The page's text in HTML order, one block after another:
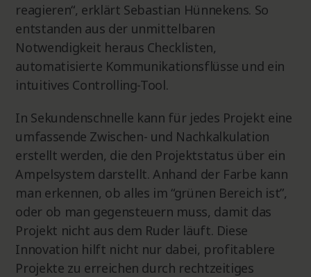
reagieren“, erklärt Sebastian Hünnekens. So
entstanden aus der unmittelbaren
Notwendigkeit heraus Checklisten,
automatisierte Kommunikationsflüsse und ein
intuitives Controlling-Tool.
In Sekundenschnelle kann für jedes Projekt eine
umfassende Zwischen- und Nachkalkulation
erstellt werden, die den Projektstatus über ein
Ampelsystem darstellt. Anhand der Farbe kann
man erkennen, ob alles im “grünen Bereich ist”,
oder ob man gegensteuern muss, damit das
Projekt nicht aus dem Ruder läuft. Diese
Innovation hilft nicht nur dabei, profitablere
Projekte zu erreichen durch rechtzeitiges